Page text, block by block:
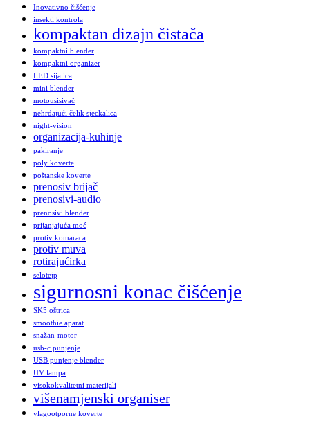
Inovativno čišćenje
insekti kontrola
kompaktan dizajn čistača
kompaktni blender
kompaktni organizer
LED sijalica
mini blender
motousisivač
nehrđajući čelik sjeckalica
night-vision
organizacija-kuhinje
pakiranje
poly koverte
poštanske koverte
prenosiv brijač
prenosivi-audio
prenosivi blender
prijanjajuća moć
protiv komaraca
protiv muva
rotirajućirka
selotejp
sigurnosni konac čišćenje
SK5 oštrica
smoothie aparat
snažan-motor
usb-c punjenje
USB punjenje blender
UV lampa
visokokvalitetni materijali
višenamjenski organiser
vlagootporne koverte